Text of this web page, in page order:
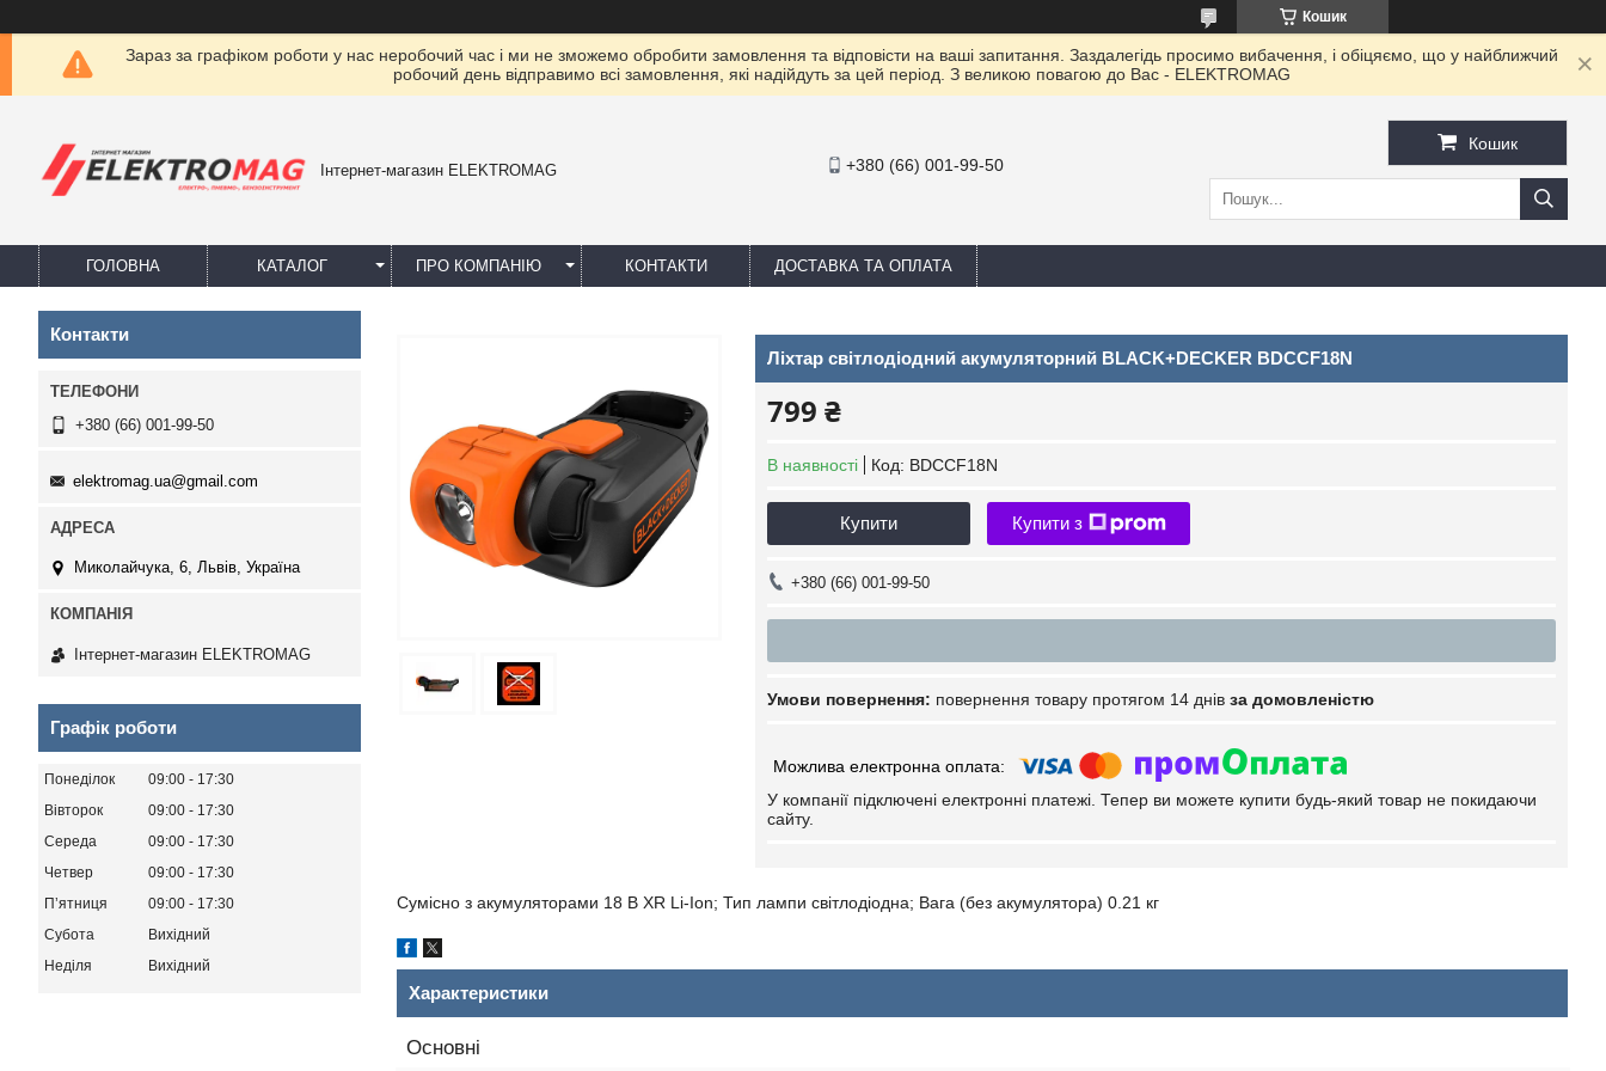
Кошик
Зараз за графіком роботи у нас неробочий час і ми не зможемо обробити замовлення та відповісти на ваші запитання. Заздалегідь просимо вибачення, і обіцяємо, що у найближчий
робочий день відправимо всі замовлення, які надійдуть за цей період. З великою повагою до Ваc - ELEKTROMAG
Інтернет-магазин ELEKTROMAG +380 (66) 001-99-50
Кошик
ГОЛОВНА КАТАЛОГ ПРО КОМПАНІЮ КОНТАКТИ ДОСТАВКА ТА ОПЛАТА
Ліхтар світлодіодний акумуляторний BLACK+DECKER BDCCF18N
799 ₴
В наявності Код: BDCCF18N
Купити Купити з
+380 (66) 001-99-50
повернення товару протягом 14 днів за домовленістю
У компанії підключені електронні платежі. Тепер ви можете купити будь-який товар не покидаючи
сайту.
Сумісно з акумуляторами 18 В XR Li-Ion; Тип лампи світлодіодна; Вага (без акумулятора) 0.21 кг
Характеристики
Основні
Контакти
+380 (66) 001-99-50
elektromag.ua@gmail.com
Миколайчука, 6, Львів, Україна
Інтернет-магазин ELEKTROMAG
Графік роботи
Понеділок 09:00
17:30
Вівторок
09:00
17:30
Середа
09:00
17:30
Четвер
09:00
17:30
Пʼятниця
09:00
17:30
Субота
Вихідний
Неділя
Вихідний